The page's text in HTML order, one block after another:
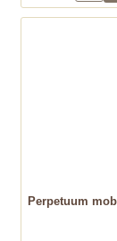
Perpetuum